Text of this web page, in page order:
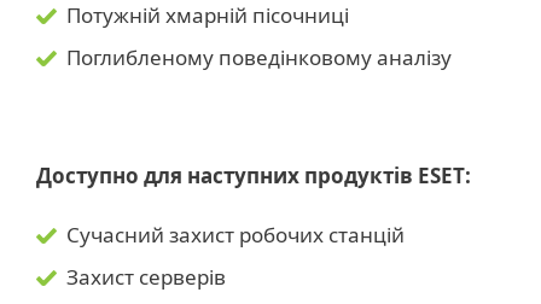
Потужній хмарній пісочниці
Поглибленому поведінковому аналізу
Доступно для наступних продуктів ESET:
Сучасний захист робочих станцій
Захист серверів